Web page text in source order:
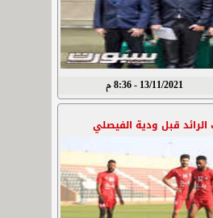
13/11/2021 - 8:36 م
قبل ودية الفيصلي